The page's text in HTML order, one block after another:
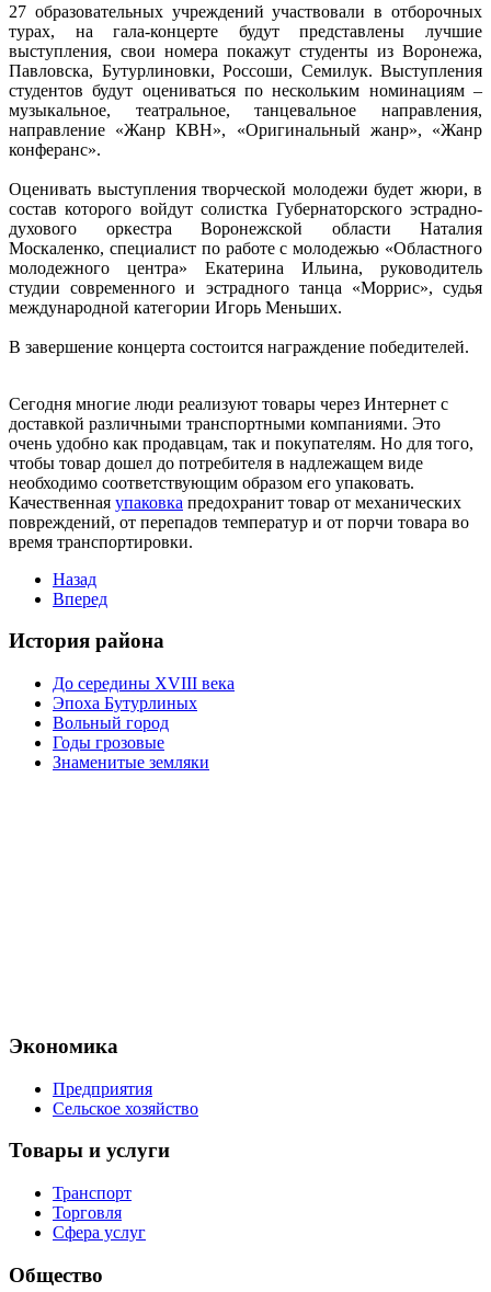
27 образовательных учреждений участвовали в отборочных
турах, на гала-концерте будут представлены лучшие
выступления, свои номера покажут студенты из Воронежа,
Павловска, Бутурлиновки, Россоши, Семилук. Выступления
студентов будут оцениваться по нескольким номинациям –
музыкальное, театральное, танцевальное направления,
направление «Жанр КВН», «Оригинальный жанр», «Жанр
конферанс».
Оценивать выступления творческой молодежи будет жюри, в
состав которого войдут солистка Губернаторского эстрадно-
духового оркестра Воронежской области Наталия
Москаленко, специалист по работе с молодежью «Областного
молодежного центра» Екатерина Ильина, руководитель
студии современного и эстрадного танца «Моррис», судья
международной категории Игорь Меньших.
В завершение концерта состоится награждение победителей.
Сегодня многие люди реализуют товары через Интернет с
доставкой различными транспортными компаниями. Это
очень удобно как продавцам, так и покупателям. Но для того,
чтобы товар дошел до потребителя в надлежащем виде
необходимо соответствующим образом его упаковать.
Качественная упаковка предохранит товар от механических
повреждений, от перепадов температур и от порчи товара во
время транспортировки.
Назад
Вперед
История района
До середины XVIII века
Эпоха Бутурлиных
Вольный город
Годы грозовые
Знаменитые земляки
Экономика
Предприятия
Сельское хозяйство
Товары и услуги
Транспорт
Торговля
Сфера услуг
Общество